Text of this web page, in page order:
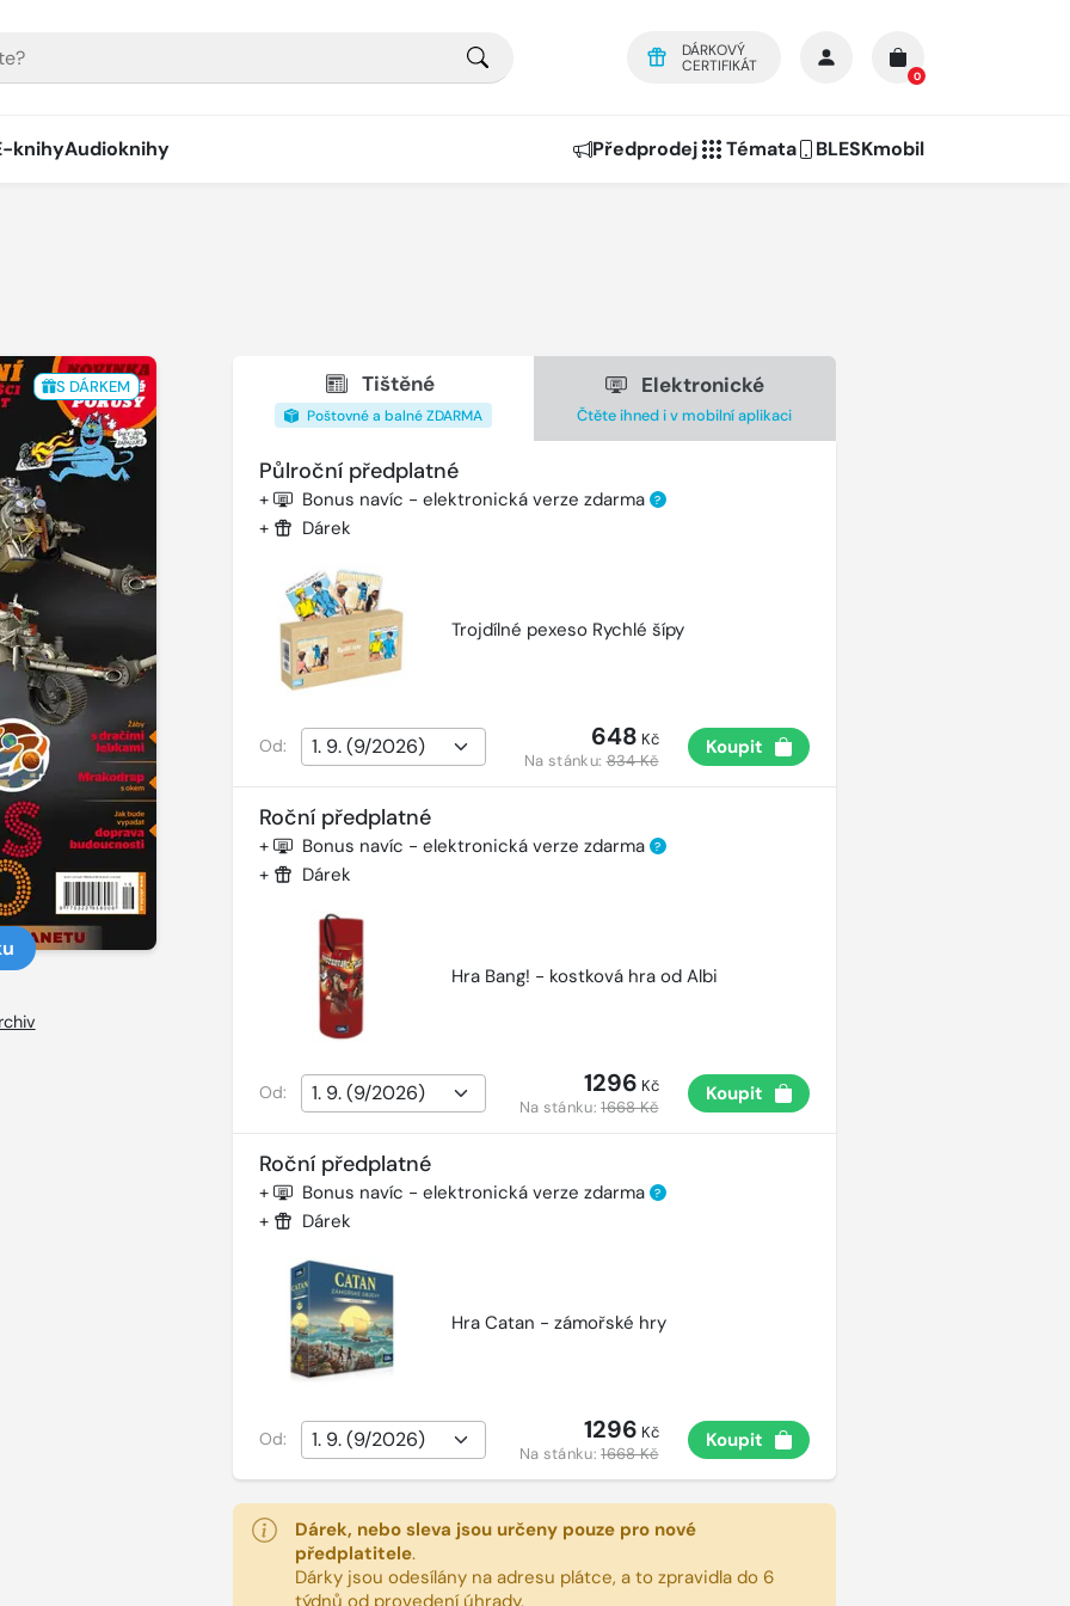
DÁRKOVÝ
CERTIFIKÁT
0
knihyAudioknihy Předprodej Témata BLESKmobil
S DÁRKEM Tištěné
Poštovné a balné ZDARMA
Elektronické
Čtěte ihned i v mobilní aplikaci
Půlroční předplatné
+ Bonus navíc - elektronická verze zdarma ?
+ Dárek
Trojdílné pexeso Rychlé šípy
Od: 648 Kč
Na stánku:834 Kč
Koupit
Roční předplatné
+ Bonus navíc - elektronická verze zdarma ?
+ Dárek
Hra Bang! - kostková hra od Albi
Od: 1296 Kč
Na stánku:1668 Kč
Koupit
Roční předplatné
+ Bonus navíc - elektronická verze zdarma ?
+ Dárek
Hra Catan - zámořské hry
Od: 1296 Kč
Na stánku:1668 Kč
Koupit
Dárek, nebo sleva jsou určeny pouze pro nové
předplatitele.
Dárky jsou odesílány na adresu plátce, a to zpravidla do 6